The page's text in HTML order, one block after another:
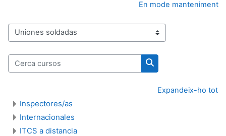
En mode manteniment
Categories de cursos
Cerca cursos
Cerca cursos
Expandeix-ho tot
Inspectores/as
Internacionales
ITCS a distancia